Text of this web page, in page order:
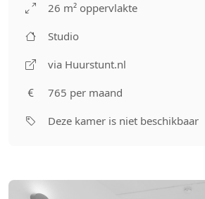
26 m² oppervlakte
Studio
via Huurstunt.nl
765 per maand
Deze kamer is niet beschikbaar